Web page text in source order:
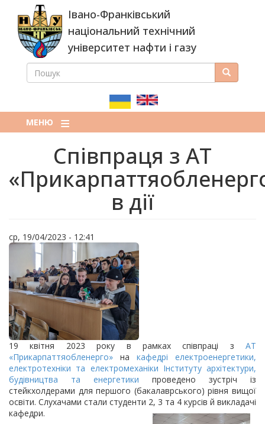
основного
вмісту
Івано-Франківський
національний технічний
університет нафти і газу
ПОШУКОВА
ПОШУК Пошук
МЕНЮ
Співпраця з АТ
в дії
ср, 19/04/2023 - 12:41
19 квітня 2023 року в рамках співпраці з АТ
«Прикарпаттяобленерго» на кафедрі електроенергетики,
електротехніки та електромеханіки Інституту архітектури,
будівництва та енергетики проведено зустріч із
стейкхолдерами для першого (бакалаврського) рівня вищої
освіти. Слухачами стали студенти 2, 3 та 4 курсів й викладачі
кафедри.